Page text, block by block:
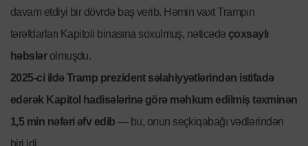
davam etdiyi bir dövrdə baş verib. Həmin vaxt Trampın
tərəfdarları Kapitoli binasına soxulmuş, nəticədə çoxsaylı
həbslərolmuşdu.
2025-ci ildə Tramp prezident səlahiyyətlərindən istifadə
edərək Kapitol hadisələrinə görə məhkum edilmiş təxminən
1,5 min nəfəri əfv edib — bu, onun seçkiqabağı vədlərindən
biri idi.